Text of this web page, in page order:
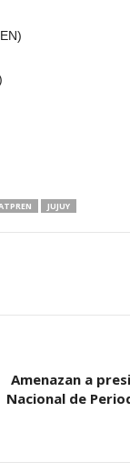
JUJUY
Amenazan a
Nacional de